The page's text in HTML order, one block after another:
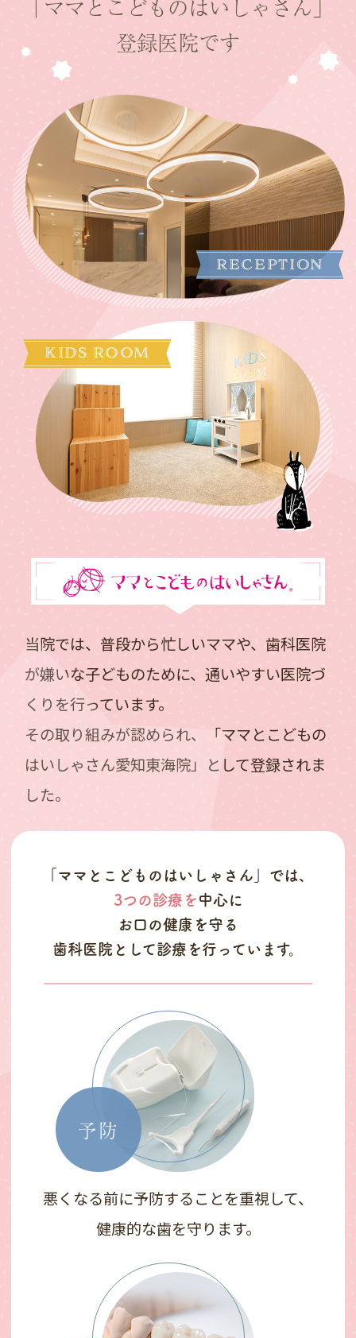
「ママとこどものはいしゃさん」
登録医院です
RECEPTION
KIDS ROOM
当院では、普段から忙しいママや、歯科医院
が嫌いな子どものために、通いやすい医院づ
くりを行っています。
その取り組みが認められ、「ママとこどもの
はいしゃさん愛知東海院」として登録されま
した。
「ママとこどものはいしゃさん」では、
3つの診療を 中心に
お口の健康を守る
歯科医院として診療を行っています。
予防
悪くなる前に予防することを重視して、
健康的な歯を守ります。